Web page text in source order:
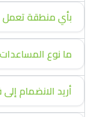
بأي منطقة
ما نوع
أريد الانضمام